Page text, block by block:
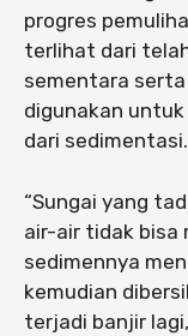
progres
terlihat dari
sementara
digunakan
dari sedimentasi.
“Sungai yang
air-air tidak bisa
sedimennya
kemudian
terjadi banjir